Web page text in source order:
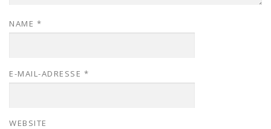
NAME *
E-MAIL-ADRESSE *
WEBSITE